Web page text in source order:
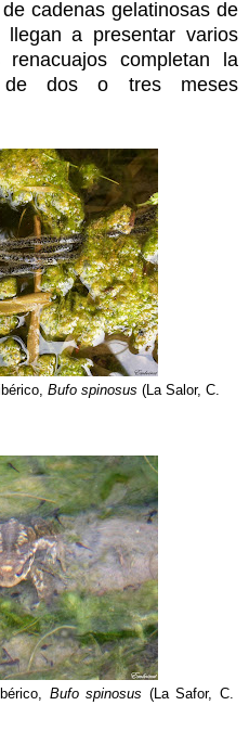
cadenas gelatinosas de
a presentar varios
completan la
de dos o tres meses
Bufo spinosus (La Salor, C.
Bufo spinosus (La Safor, C.